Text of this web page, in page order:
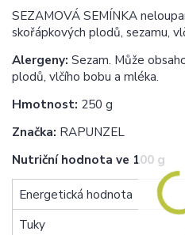
SEZAMOVÁ SEMÍNKA
skořápkových plodů, sezamu,
Alergeny: Sezam. Může
plodů, vlčího bobu a mléka.
Hmotnost: 250 g
Značka: RAPUNZEL
Nutriční hodnota ve 100 g
Energetická hodnota
Tuky